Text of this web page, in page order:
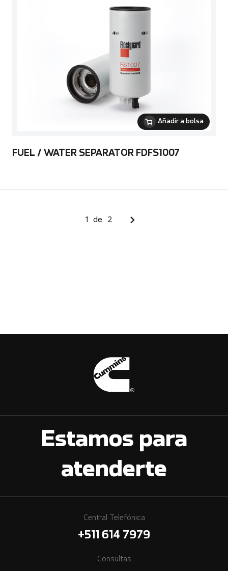
Añadir a bolsa
FUEL / WATER SEPARATOR FDFS1007
1 de 2
Estamos para
atenderte
Central Telefónica
+511 614 7979
Consultas